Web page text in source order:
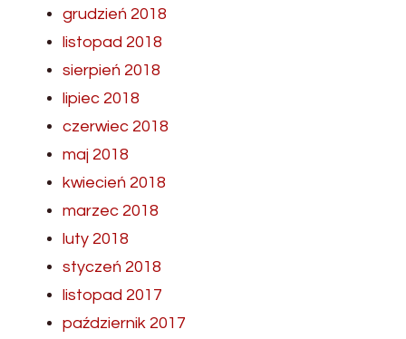
grudzień 2018
listopad 2018
sierpień 2018
lipiec 2018
czerwiec 2018
maj 2018
kwiecień 2018
marzec 2018
luty 2018
styczeń 2018
listopad 2017
październik 2017